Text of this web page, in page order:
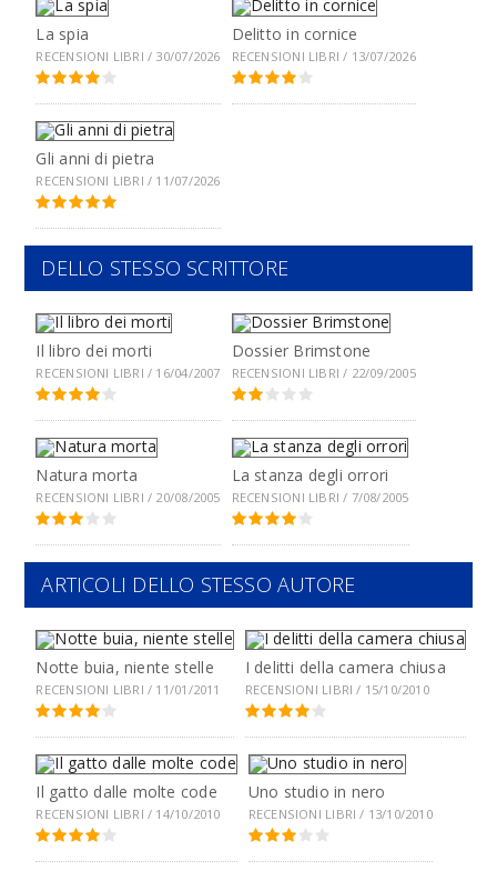
La spia
RECENSIONI LIBRI / 30/07/2026
Delitto in cornice
RECENSIONI LIBRI / 13/07/2026
Gli anni di pietra
RECENSIONI LIBRI / 11/07/2026
DELLO STESSO SCRITTORE
Il libro dei morti
RECENSIONI LIBRI / 16/04/2007
Dossier Brimstone
RECENSIONI LIBRI / 22/09/2005
Natura morta
RECENSIONI LIBRI / 20/08/2005
La stanza degli orrori
RECENSIONI LIBRI / 7/08/2005
ARTICOLI DELLO STESSO AUTORE
Notte buia, niente stelle
RECENSIONI LIBRI / 11/01/2011
I delitti della camera chiusa
RECENSIONI LIBRI / 15/10/2010
Il gatto dalle molte code
RECENSIONI LIBRI / 14/10/2010
Uno studio in nero
RECENSIONI LIBRI / 13/10/2010